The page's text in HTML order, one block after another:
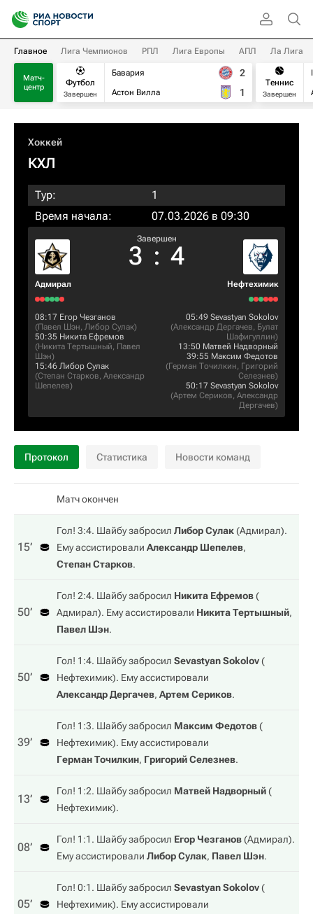
Главное Лига Чемпионов РПЛ Лига Европы АПЛ Ла Лига
Матч-
центр
Футбол
Завершен
Бавария
Астон Вилла
2
1
Теннис
Завершен
Хоккей
КХЛ
Тур:
1
Время начала:
07.03.2026 в 09:30
Адмирал
Завершен
3 : 4
Нефтехимик
08:17 Егор Чезганов
(Павел Шэн, Либор Сулак)
50:35 Никита Ефремов
(Никита Тертышный, Павел
Шэн)
15:46 Либор Сулак
(Степан Старков, Александр
Шепелев)
05:49 Sevastyan Sokolov
(Александр Дергачев, Булат
Шафигуллин)
13:50 Матвей Надворный
39:55 Максим Федотов
(Герман Точилкин, Григорий
Селезнев)
50:17 Sevastyan Sokolov
(Артем Сериков, Александр
Дергачев)
Протокол Статистика Новости команд
Матч окончен
15‎’‎
Гол! 3:4. Шайбу забросил Либор Сулак(Адмирал).
Ему ассистировали Александр Шепелев,
Степан Старков.
50‎’‎
Гол! 2:4. Шайбу забросил Никита Ефремов(
Адмирал). Ему ассистировали Никита Тертышный,
Павел Шэн.
50‎’‎
Гол! 1:4. Шайбу забросил Sevastyan Sokolov(
Нефтехимик). Ему ассистировали
Александр Дергачев, Артем Сериков.
39‎’‎
Гол! 1:3. Шайбу забросил Максим Федотов(
Нефтехимик). Ему ассистировали
Герман Точилкин, Григорий Селезнев.
13‎’‎
Гол! 1:2. Шайбу забросил Матвей Надворный(
Нефтехимик).
08‎’‎
Гол! 1:1. Шайбу забросил Егор Чезганов(Адмирал).
Ему ассистировали Либор Сулак, Павел Шэн.
05‎’‎
Гол! 0:1. Шайбу забросил Sevastyan Sokolov(
Нефтехимик). Ему ассистировали